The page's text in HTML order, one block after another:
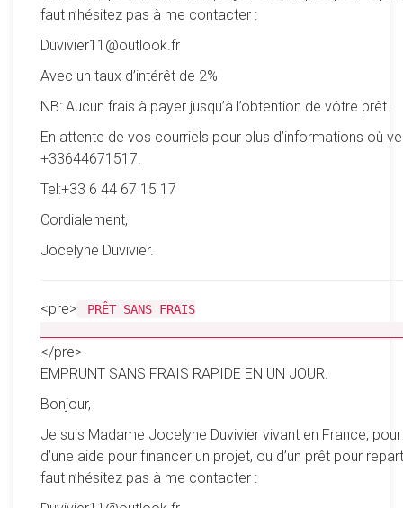
faut n’hésitez pas à me contacter :
Duvivier11@outlook.fr
Avec un taux d’intérêt de 2%
NB: Aucun frais à payer jusqu’à l’obtention de vôtre prêt.
En attente de vos courriels pour plus d’informations où
+33644671517.
Tel:+33 6 44 67 15 17
Cordialement,
Jocelyne Duvivier.
<pre>
PRÊT SANS FRAIS
</pre>
EMPRUNT SANS FRAIS RAPIDE EN UN JOUR.
Bonjour,
Je suis Madame Jocelyne Duvivier vivant en France,
d’une aide pour financer un projet, ou d’un prêt pour
faut n’hésitez pas à me contacter :